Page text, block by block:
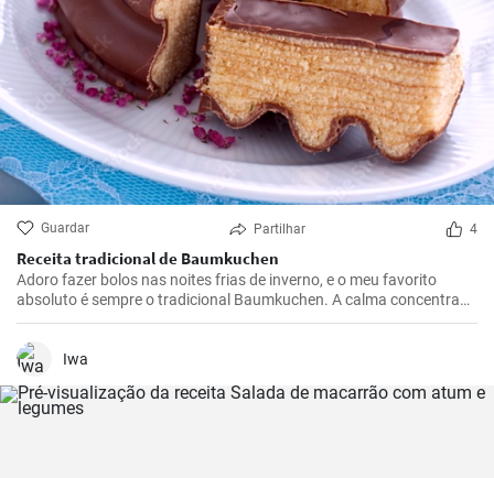
Guardar Partilhar 4
Receita tradicional de Baumkuchen
Adoro fazer bolos nas noites frias de inverno, e o meu favorito
absoluto é sempre o tradicional Baumkuchen. A calma concentrada
que advém da disposição do bolo em camadas e a adição quase
meditativa de cada camada individual fazem do Baumkuchen um
verdadeiro deleite para todos os sentidos - especialmente quando o
Iwa